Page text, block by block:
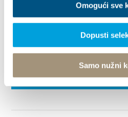
Omogući sve
Dopusti
Samo nužni
21216 Kaštel Stari, Hrvatska
+385 21